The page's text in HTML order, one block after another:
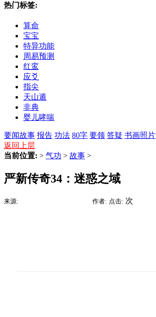
热门标签:
算命
宝宝
特异功能
周易预测
红鸾
应爻
指尖
天山遁
非典
婴儿哮喘
要闻故事 报告 功法 80字 要领 答疑 书画照片
返回上层
当前位置: > 气功 > 故事 >
严新传奇34：迷惑之域
来源: 作者: 点击: 次